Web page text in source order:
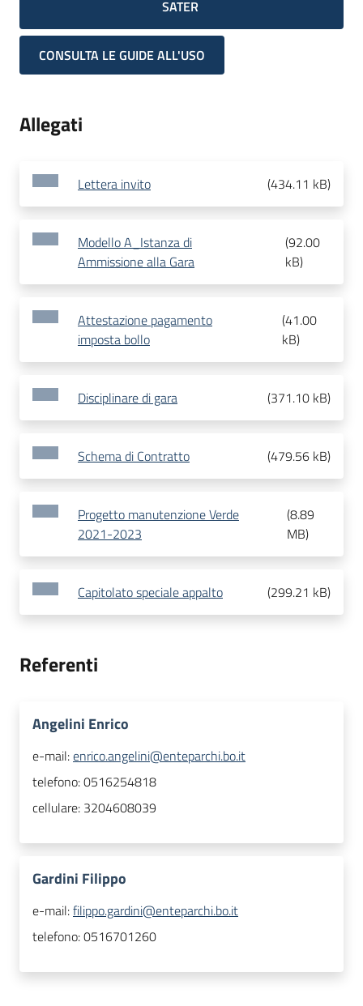
SATER
CONSULTA LE GUIDE ALL'USO
Allegati
Lettera invito (434.11 kB)
Modello A_Istanza di
Ammissione alla Gara
(92.00
kB)
Attestazione pagamento
imposta bollo
(41.00
kB)
Disciplinare di gara (371.10 kB)
Schema di Contratto (479.56 kB)
Progetto manutenzione Verde
2021-2023
(8.89
MB)
Capitolato speciale appalto (299.21 kB)
Referenti
Angelini Enrico
e-mail:enrico.angelini@enteparchi.bo.it
telefono:0516254818
cellulare: 3204608039
Gardini Filippo
e-mail:filippo.gardini@enteparchi.bo.it
telefono:0516701260